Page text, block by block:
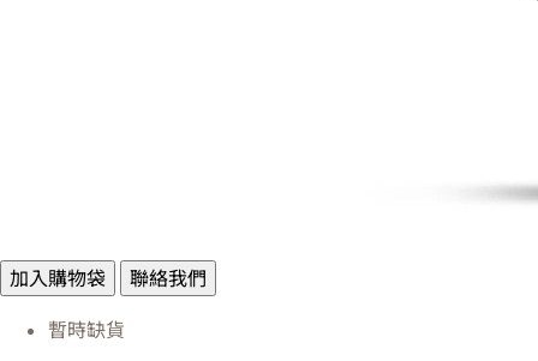
加入購物袋 聯絡我們
暫時缺貨